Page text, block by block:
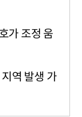
가 조정 움
역 발생 가